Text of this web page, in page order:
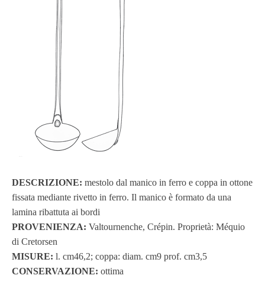
DESCRIZIONE: mestolo dal manico in ferro e coppa in ottone
fissata mediante rivetto in ferro. Il manico è formato da una
lamina ribattuta ai bordi
PROVENIENZA: Valtournenche, Crépin. Proprietà: Méquio
di Cretorsen
MISURE: l. cm46,2; coppa: diam. cm9 prof. cm3,5
CONSERVAZIONE: ottima